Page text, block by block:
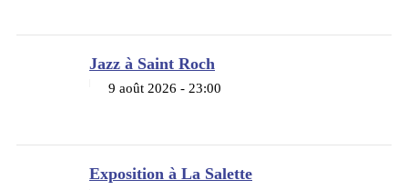
Jazz à Saint Roch
9 août 2026 - 23:00
Exposition à La Salette